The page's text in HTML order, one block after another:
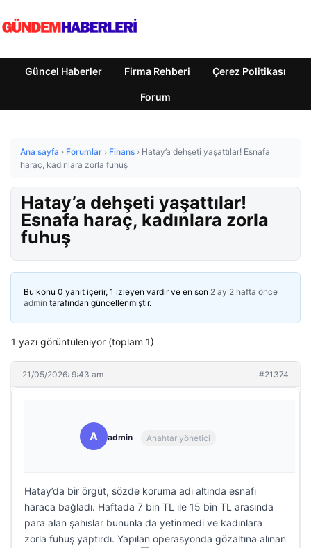
Güncel Haberler Firma Rehberi Çerez Politikası
Forum
Ana sayfa › Forumlar › Finans › Hatay’a dehşeti yaşattılar! Esnafa
haraç, kadınlara zorla fuhuş
Hatay’a dehşeti yaşattılar!
Esnafa haraç, kadınlara zorla
fuhuş
Bu konu 0 yanıt içerir, 1 izleyen vardır ve en son 2 ay 2 hafta önce
admin tarafından güncellenmiştir.
1 yazı görüntüleniyor (toplam 1)
21/05/2026: 9:43 am #21374
A admin Anahtar yönetici
Hatay’da bir örgüt, sözde koruma adı altında esnafı
haraca bağladı. Haftada 7 bin TL ile 15 bin TL arasında
para alan şahıslar bununla da yetinmedi ve kadınlara
zorla fuhuş yaptırdı. Yapılan operasyonda gözaltına alınan